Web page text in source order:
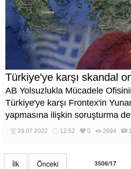
Türkiye'ye karşı skandal
AB Yolsuzlukla Mücadele
Türkiye'ye karşı Frontex'in
yapmasına ilişkin soruşturma
29.07.2022 12:52 0 2694 1
İlk Önceki 3506/17